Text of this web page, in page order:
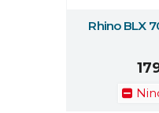
Rhino BLX